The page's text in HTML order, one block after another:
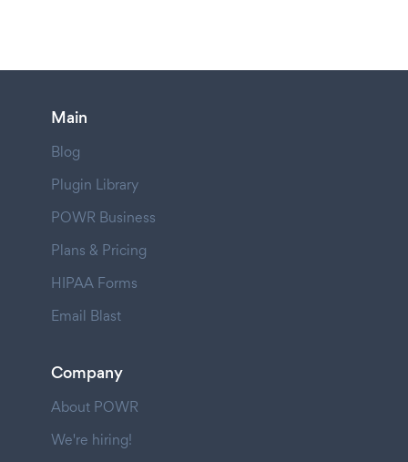
Main
Blog
Plugin Library
POWR Business
Plans & Pricing
HIPAA Forms
Email Blast
Company
About POWR
We're hiring!